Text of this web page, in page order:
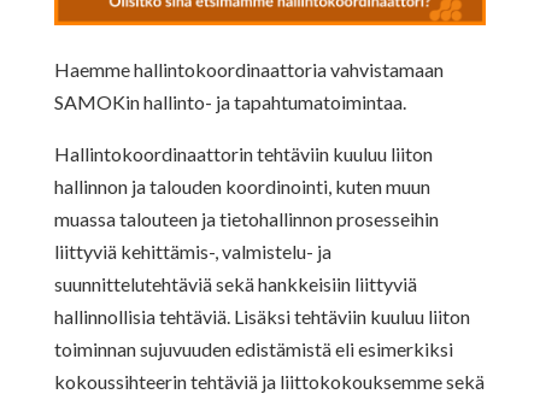
Haemme hallintokoordinaattoria vahvistamaan
SAMOKin hallinto- ja tapahtumatoimintaa.
Hallintokoordinaattorin tehtäviin kuuluu liiton
hallinnon ja talouden koordinointi, kuten muun
muassa talouteen ja tietohallinnon prosesseihin
liittyviä kehittämis-, valmistelu- ja
suunnittelutehtäviä sekä hankkeisiin liittyviä
hallinnollisia tehtäviä. Lisäksi tehtäviin kuuluu liiton
toiminnan sujuvuuden edistämistä eli esimerkiksi
kokoussihteerin tehtäviä ja liittokokouksemme sekä